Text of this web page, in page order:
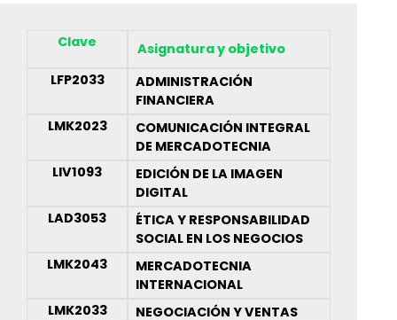
Clave
Asignatura y objetivo
LFP2033
ADMINISTRACIÓN
FINANCIERA
LMK2023
COMUNICACIÓN INTEGRAL
DE MERCADOTECNIA
LIV1093
EDICIÓN DE LA IMAGEN
DIGITAL
LAD3053
ÉTICA Y RESPONSABILIDAD
SOCIAL EN LOS NEGOCIOS
LMK2043
MERCADOTECNIA
INTERNACIONAL
LMK2033
NEGOCIACIÓN Y VENTAS